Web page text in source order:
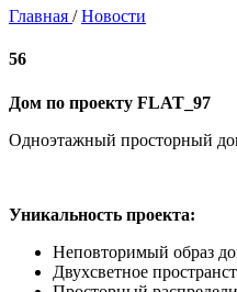
Главная / Новости
56
Дом по проекту FLAT_97
Одноэтажный просторный
Уникальность проекта:
Неповторимый образ
Двухсветное